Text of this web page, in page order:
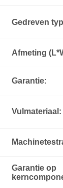
Gedreven
Afmeting
Garantie:
Vulmateriaal:
Garantie op